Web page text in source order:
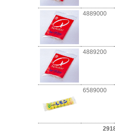
4889000
4889200
6589000